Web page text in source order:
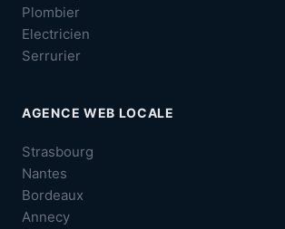
Plombier
Electricien
Serrurier
AGENCE WEB LOCALE
Strasbourg
Nantes
Bordeaux
Annecy